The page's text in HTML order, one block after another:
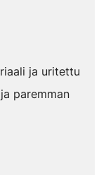
ja uritettu
paremman